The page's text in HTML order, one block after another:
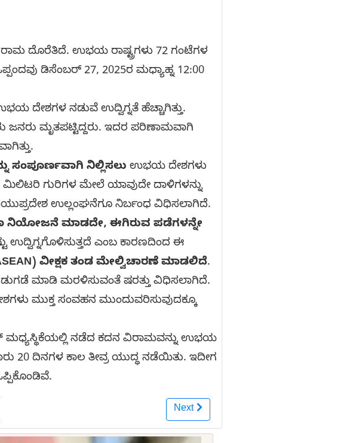
ದೊರೆತಿದೆ. ಉಭಯ ರಾಷ್ಟ್ರಗಳು 72 ಗಂಟೆಗಳ
ಡಿಸೆಂಬರ್ 27, 2025ರ ಮಧ್ಯಾಹ್ನ 12:00
ದೇಶಗಳ ನಡುವೆ ಉದ್ವಿಗ್ನತೆ ಹೆಚ್ಚಾಗಿತ್ತು.
ಜನರು ಮೃತಪಟ್ಟಿದ್ದರು. ಇದರ ಪರಿಣಾಮವಾಗಿ
ಸಂಪೂರ್ಣವಾಗಿ ನಿಲ್ಲಿಸಲು ಉಭಯ ದೇಶಗಳು
ಗುರಿಗಳ ಮೇಲೆ ಯಾವುದೇ ದಾಳಿಗಳನ್ನು
ಉಲ್ಲಂಘನೆಗೂ ನಿರ್ಬಂಧ ವಿಧಿಸಲಾಗಿದೆ.
ನಿಯೋಜನೆ ಮಾಡದೇ, ಈಗಿರುವ ಪಡೆಗಳನ್ನೇ
ಉದ್ವಿಗ್ನಗೊಳಿಸುತ್ತದೆ ಎಂಬ ಕಾರಣದಿಂದ ಈ
ವೀಕ್ಷಕ ತಂಡ ಮೇಲ್ವಿಚಾರಣೆ ಮಾಡಲಿದೆ.
ಮಾಡಿ ಮರಳಿಸುವಂತೆ ಷರತ್ತು ವಿಧಿಸಲಾಗಿದೆ.
ಮುಕ್ತ ಸಂವಹನ ಮುಂದುವರಿಸುವುದಕ್ಕೂ
ಮಧ್ಯಸ್ಥಿಕೆಯಲ್ಲಿ ನಡೆದ ಕದನ ವಿರಾಮವನ್ನು ಉಭಯ
20 ದಿನಗಳ ಕಾಲ ತೀವ್ರ ಯುದ್ಧ ನಡೆಯಿತು. ಇದೀಗ
Next